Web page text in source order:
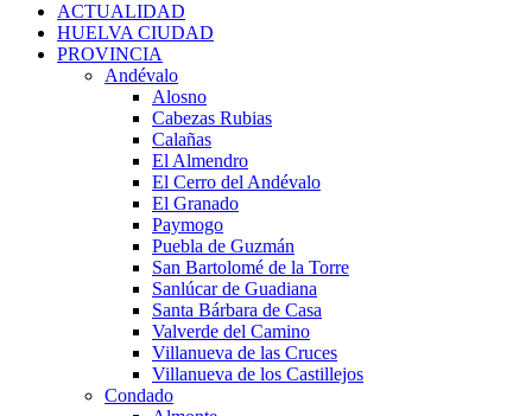
ACTUALIDAD
HUELVA CIUDAD
PROVINCIA
Andévalo
Alosno
Cabezas Rubias
Calañas
El Almendro
El Cerro del Andévalo
El Granado
Paymogo
Puebla de Guzmán
San Bartolomé de la Torre
Sanlúcar de Guadiana
Santa Bárbara de Casa
Valverde del Camino
Villanueva de las Cruces
Villanueva de los Castillejos
Condado